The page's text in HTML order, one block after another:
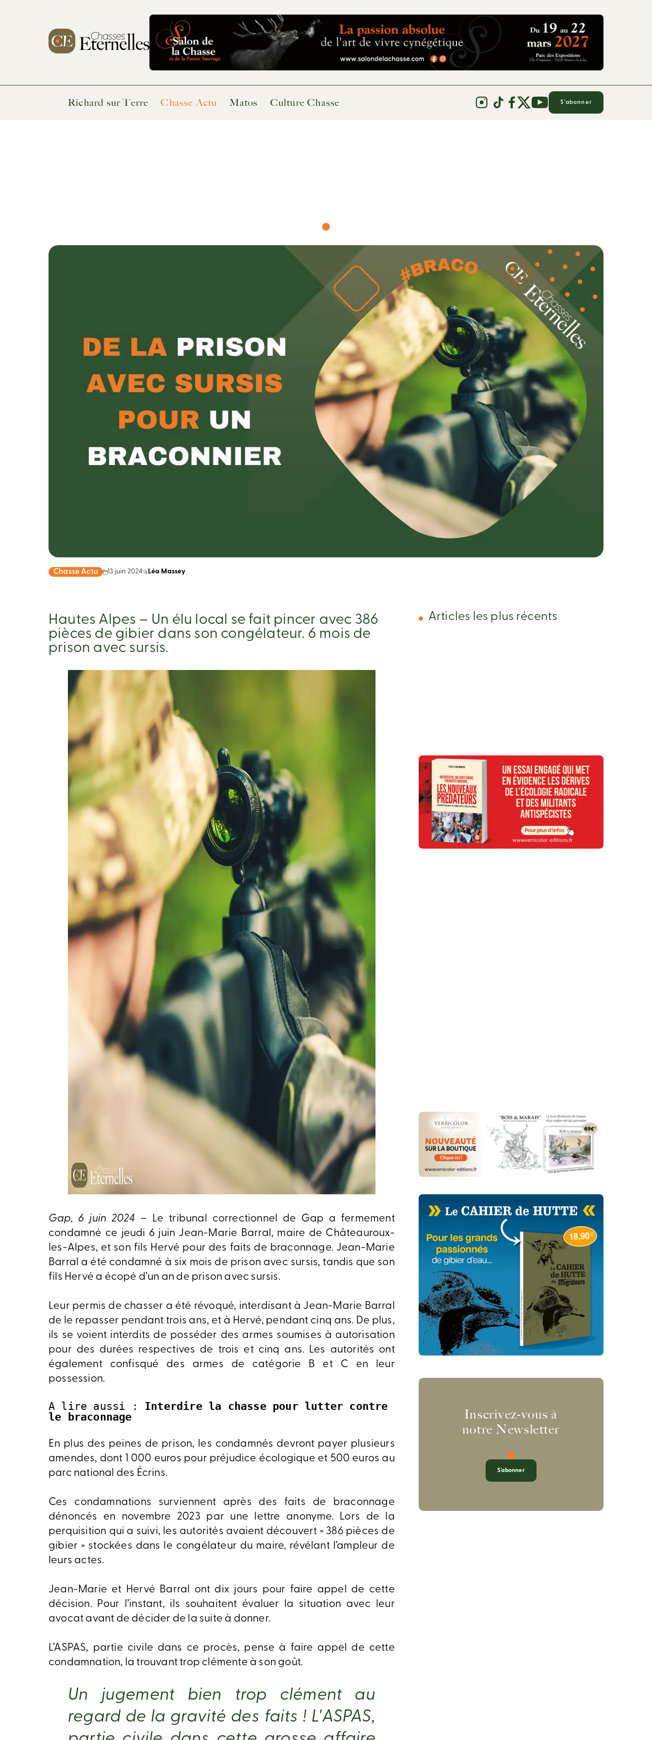
Richard sur Terre Chasse Actu Matos Culture Chasse S'abonner
Chasse Actu 13 juin 2024 Léa Massey
Hautes Alpes – Un élu local se fait pincer avec 386
pièces de gibier dans son congélateur. 6 mois de
prison avec sursis.
Gap, 6 juin 2024 – Le tribunal correctionnel de Gap a fermement
condamné ce jeudi 6 juin Jean-Marie Barral, maire de Châteauroux-
les-Alpes, et son fils Hervé pour des faits de braconnage. Jean-Marie
Barral a été condamné à six mois de prison avec sursis, tandis que son
fils Hervé a écopé d’un an de prison avec sursis.
Leur permis de chasser a été révoqué, interdisant à Jean-Marie Barral
de le repasser pendant trois ans, et à Hervé, pendant cinq ans. De plus,
ils se voient interdits de posséder des armes soumises à autorisation
pour des durées respectives de trois et cinq ans. Les autorités ont
également confisqué des armes de catégorie B et C en leur
possession.
A lire aussi : Interdire la chasse pour lutter contre
le braconnage
En plus des peines de prison, les condamnés devront payer plusieurs
amendes, dont 1 000 euros pour préjudice écologique et 500 euros au
parc national des Écrins.
Ces condamnations surviennent après des faits de braconnage
dénoncés en novembre 2023 par une lettre anonyme. Lors de la
perquisition qui a suivi, les autorités avaient découvert « 386 pièces de
gibier » stockées dans le congélateur du maire, révélant l’ampleur de
leurs actes.
Jean-Marie et Hervé Barral ont dix jours pour faire appel de cette
décision. Pour l’instant, ils souhaitent évaluer la situation avec leur
avocat avant de décider de la suite à donner.
L’ASPAS, partie civile dans ce procès, pense à faire appel de cette
condamnation, la trouvant trop clémente à son goût.
Un jugement bien trop clément au
regard de la gravité des faits ! L'ASPAS,
Articles les plus récents
Inscrivez-vous à
notre Newsletter
S'abonner